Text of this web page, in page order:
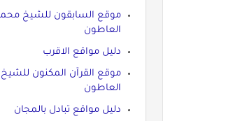
موقع السابقون للشيخ
العاطون
دليل مواقع الاقرب
موقع القرآن المكنون
العاطون
دليل مواقع تبادل بالمجان